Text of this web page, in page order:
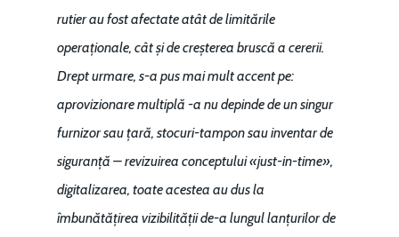
rutier au fost afectate atât de limitările
operaționale, cât și de creșterea bruscă a cererii.
Drept urmare, s-a pus mai mult accent pe:
aprovizionare multiplă -a nu depinde de un singur
furnizor sau țară, stocuri-tampon sau inventar de
siguranță – revizuirea conceptului «just-in-time»,
digitalizarea, toate acestea au dus la
îmbunătățirea vizibilității de-a lungul lanțurilor de